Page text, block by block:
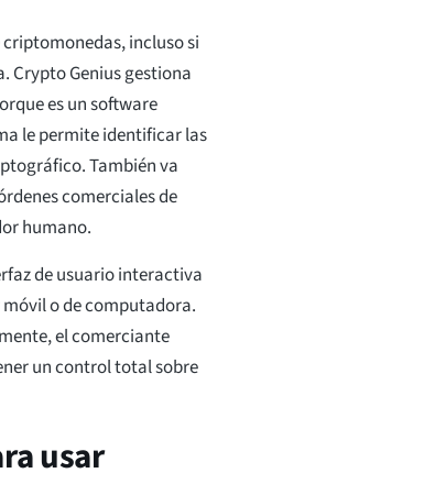
incluso si
Crypto Genius gestiona
es un software
le permite identificar las
También va
comerciales de
humano.
de usuario interactiva
móvil o de computadora.
el comerciante
un control total sobre
usar